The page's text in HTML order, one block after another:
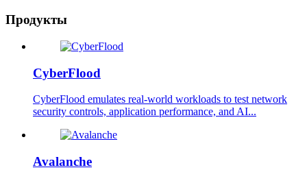
Продукты
CyberFlood
CyberFlood emulates real-world workloads to test network
security controls, application performance, and AI...
Avalanche